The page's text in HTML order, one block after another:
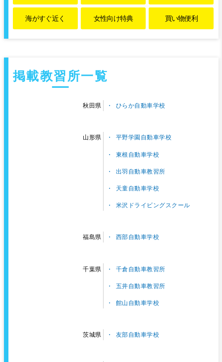
海がすぐ近く 女性向け特典 買い物便利
掲載教習所一覧
秋田県 ひらか自動車学校
山形県 平野学園自動車学校
東根自動車学校
出羽自動車教習所
天童自動車学校
米沢ドライビングスクール
福島県 西部自動車学校
千葉県 千倉自動車教習所
五井自動車教習所
館山自動車学校
茨城県 友部自動車学校